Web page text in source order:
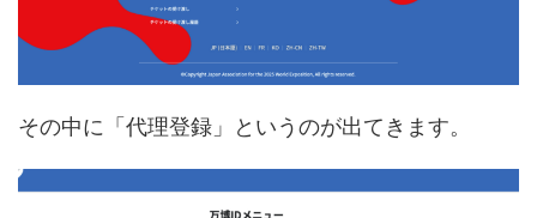
その中に「代理登録」というのが出てきます。